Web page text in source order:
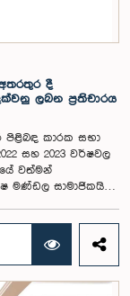
දී
ලබන ප්‍රතිචාරය
පිළිබඳ කාරක සභා
සහ 2023 වර්ෂවල
වත්මන්
මණ්ඩල සාමාජිකයින්
යුතු වන
සැරසී
කරන ලදී.